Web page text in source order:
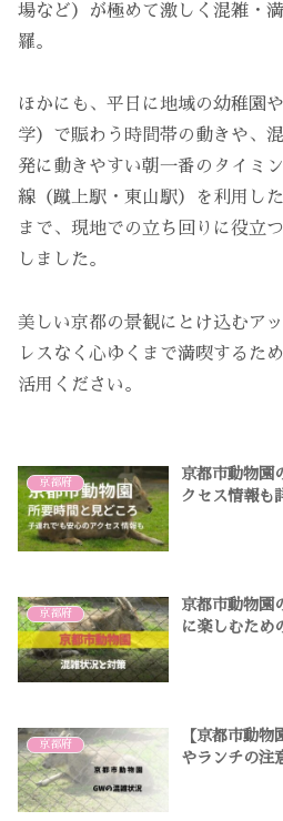
場など）が極めて激しく混雑・
羅。
ほかにも、平日に地域の幼稚園
学）で賑わう時間帯の動きや、
発に動きやすい朝一番のタイミ
線（蹴上駅・東山駅）を利用し
まで、現地での立ち回りに役立
しました。
美しい京都の景観にとけ込むア
レスなく心ゆくまで満喫するた
活用ください。
京都府
京都市動物園
クセス情報も
京都府
京都市動物園
に楽しむため
京都府
【京都市動
やランチの注